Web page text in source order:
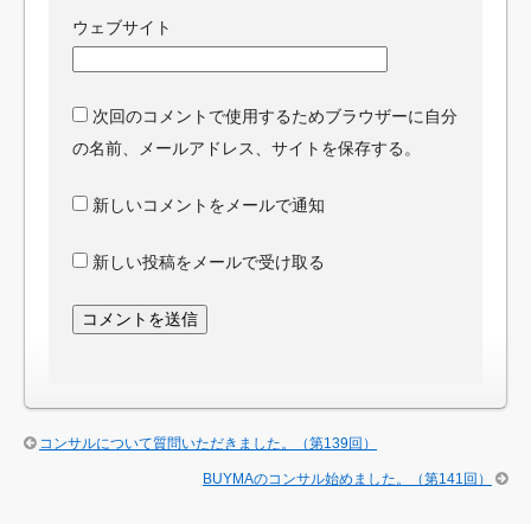
ウェブサイト
次回のコメントで使用するためブラウザーに自分
の名前、メールアドレス、サイトを保存する。
新しいコメントをメールで通知
新しい投稿をメールで受け取る
コンサルについて質問いただきました。（第139回）
BUYMAのコンサル始めました。（第141回）